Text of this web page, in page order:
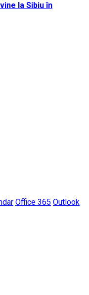
la Sibiu în
Office 365 Outlook